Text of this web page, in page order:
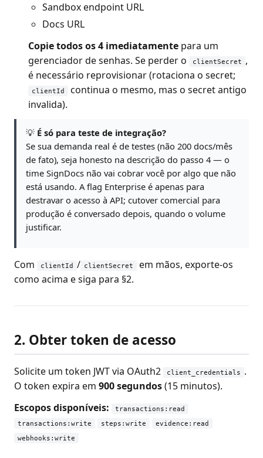
Sandbox endpoint URL
Docs URL
Copie todos os 4 imediatamente para um
gerenciador de senhas. Se perder o
clientSecret ,
é necessário reprovisionar (rotaciona o secret;
clientId
continua o mesmo, mas o secret antigo
invalida).
💡 É só para teste de integração?
Se sua demanda real é de testes (não 200 docs/mês
de fato), seja honesto na descrição do passo 4 — o
time SignDocs não vai cobrar você por algo que não
está usando. A flag Enterprise é apenas para
destravar o acesso à API; cutover comercial para
produção é conversado depois, quando o volume
justificar.
Com clientId / clientSecret
em mãos, exporte-os
como acima e siga para §2.
2. Obter token de acesso
Solicite um token JWT via OAuth2 client_credentials .
O token expira em 900 segundos(15 minutos).
Escopos disponíveis:
transactions:read
transactions:write
steps:write
evidence:read
webhooks:write